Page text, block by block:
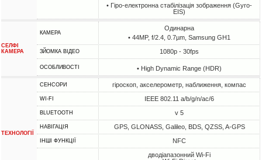
• Гіро-електронна стабілізація зображення (Gyro-
EIS)
СЕЛФІ
КАМЕРА
КАМЕРА
Одинарна
• 44MP, f/2.4, 0.7µm, Samsung GH1
ЗЙОМКА ВІДЕО 1080p - 30fps
ОСОБЛИВОСТІ • High Dynamic Range (HDR)
ТЕХНОЛОГІЇ
СЕНСОРИ гіроскоп, акселерометр, наближення, компас
WI-FI IEEE 802.11 a/b/g/n/ac/6
BLUETOOTH v 5
НАВІГАЦІЯ GPS, GLONASS, Galileo, BDS, QZSS, A-GPS
ІНШІ ФУНКЦІЇ NFC
дводіапазонний Wi-Fi